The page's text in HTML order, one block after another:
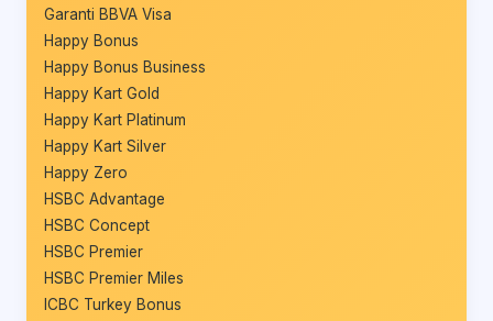
Garanti BBVA Visa
Happy Bonus
Happy Bonus Business
Happy Kart Gold
Happy Kart Platinum
Happy Kart Silver
Happy Zero
HSBC Advantage
HSBC Concept
HSBC Premier
HSBC Premier Miles
ICBC Turkey Bonus